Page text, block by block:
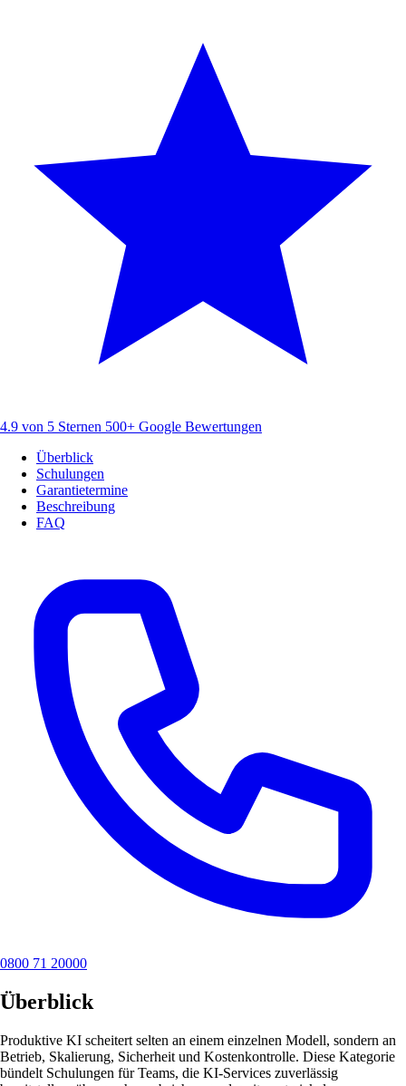
4.9 von 5 Sternen 500+ Google Bewertungen
Überblick
Schulungen
Garantietermine
Beschreibung
FAQ
0800 71 20000
Überblick
Produktive KI scheitert selten an einem einzelnen Modell, sondern an
Betrieb, Skalierung, Sicherheit und Kostenkontrolle. Diese Kategorie
bündelt Schulungen für Teams, die KI-Services zuverlässig